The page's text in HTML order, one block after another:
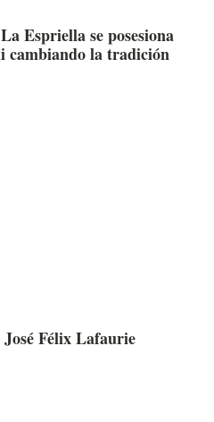
Espriella se posesiona
cambiando la tradición
Félix Lafaurie